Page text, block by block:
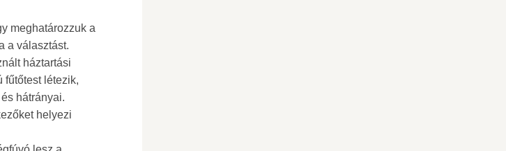
meghatározzuk a
a választást.
háztartási
fűtőtest létezik,
hátrányai.
helyezi